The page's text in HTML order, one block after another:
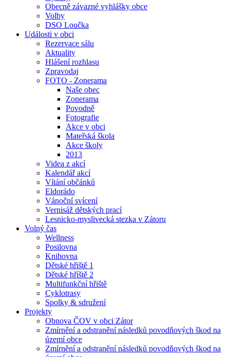
Obecně závazné vyhlášky obce
Volby
DSO Loučka
Události v obci
Rezervace sálu
Aktuality
Hlášení rozhlasu
Zpravodaj
FOTO - Zonerama
Naše obec
Zonerama
Povodně
Fotografie
Akce v obci
Mateřská škola
Akce školy
2013
Videa z akcí
Kalendář akcí
Vítání občánků
Eldorádo
Vánoční svícení
Vernisáž dětských prací
Lesnicko-myslivecká stezka v Zátoru
Volný čas
Wellness
Posilovna
Knihovna
Dětské hřiště 1
Dětské hříště 2
Multifunkční hřiště
Cyklotrasy
Spolky & sdružení
Projekty
Obnova ČOV v obci Zátor
Zmírnění a odstranění následků povodňových škod na
území obce
Zmírnění a odstranění následků povodňových škod na